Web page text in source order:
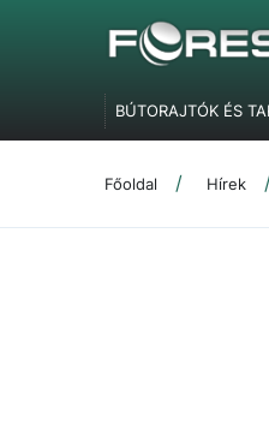
BÚTORAJTÓK ÉS
GARDRÓBELEMEK,
TOLÓAJTÓ
Főoldal Hírek